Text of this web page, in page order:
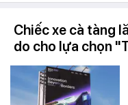
Chiếc xe cà tàng
do cho lựa chọn